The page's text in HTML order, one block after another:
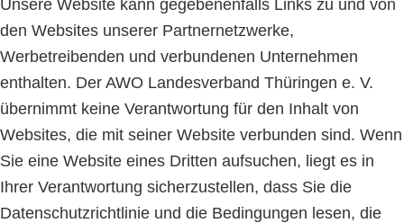
Unsere Website kann gegebenenfalls Links zu und von
den Websites unserer Partnernetzwerke,
Werbetreibenden und verbundenen Unternehmen
enthalten. Der AWO Landesverband Thüringen e. V.
übernimmt keine Verantwortung für den Inhalt von
Websites, die mit seiner Website verbunden sind. Wenn
Sie eine Website eines Dritten aufsuchen, liegt es in
Ihrer Verantwortung sicherzustellen, dass Sie die
Datenschutzrichtlinie und die Bedingungen lesen, die